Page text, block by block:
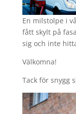
En milstolpe i
fått skylt på
sig och inte
Välkomna!
Tack för snygg